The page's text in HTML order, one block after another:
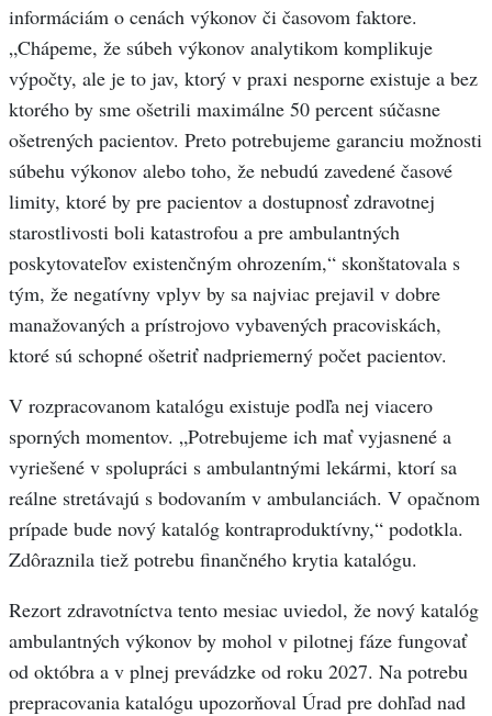
informáciám o cenách výkonov či časovom faktore.
„Chápeme, že súbeh výkonov analytikom komplikuje
výpočty, ale je to jav, ktorý v praxi nesporne existuje a bez
ktorého by sme ošetrili maximálne 50 percent súčasne
ošetrených pacientov. Preto potrebujeme garanciu možnosti
súbehu výkonov alebo toho, že nebudú zavedené časové
limity, ktoré by pre pacientov a dostupnosť zdravotnej
starostlivosti boli katastrofou a pre ambulantných
poskytovateľov existenčným ohrozením,“ skonštatovala s
tým, že negatívny vplyv by sa najviac prejavil v dobre
manažovaných a prístrojovo vybavených pracoviskách,
ktoré sú schopné ošetriť nadpriemerný počet pacientov.
V rozpracovanom katalógu existuje podľa nej viacero
sporných momentov. „Potrebujeme ich mať vyjasnené a
vyriešené v spolupráci s ambulantnými lekármi, ktorí sa
reálne stretávajú s bodovaním v ambulanciách. V opačnom
prípade bude nový katalóg kontraproduktívny,“ podotkla.
Zdôraznila tiež potrebu finančného krytia katalógu.
Rezort zdravotníctva tento mesiac uviedol, že nový katalóg
ambulantných výkonov by mohol v pilotnej fáze fungovať
od októbra a v plnej prevádzke od roku 2027. Na potrebu
prepracovania katalógu upozorňoval Úrad pre dohľad nad